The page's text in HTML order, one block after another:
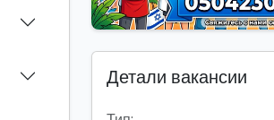
Детали вакансии